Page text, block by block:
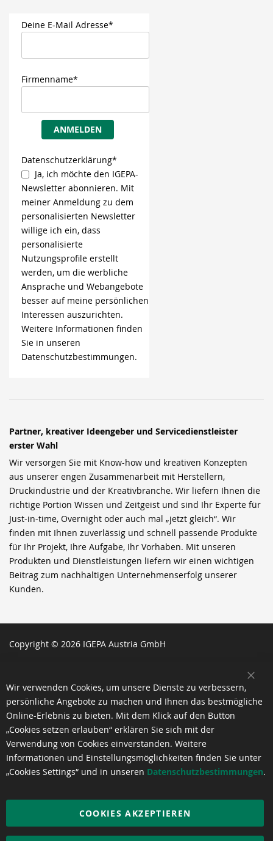
Deine E-Mail Adresse*
Firmenname*
ANMELDEN
Datenschutzerklärung*
Ja, ich möchte den IGEPA-
Newsletter abonnieren. Mit
meiner Anmeldung zu dem
personalisierten Newsletter
willige ich ein, dass
personalisierte
Nutzungsprofile erstellt
werden, um die werbliche
Ansprache und Webangebote
besser auf meine persönlichen
Interessen auszurichten.
Weitere Informationen finden
Sie in unseren
Datenschutzbestimmungen.
Partner, kreativer Ideengeber und Servicedienstleister
erster Wahl
Wir versorgen Sie mit Know-how und kreativen Konzepten
aus unserer engen Zusammenarbeit mit Herstellern,
Druckindustrie und der Kreativbranche. Wir liefern Ihnen die
richtige Portion Wissen und Zeitgeist und sind Ihr Experte für
Just-in-time, Overnight oder auch mal „jetzt gleich“. Wir
finden mit Ihnen zuverlässig und schnell passende Produkte
für Ihr Projekt, Ihre Aufgabe, Ihr Vorhaben. Mit unseren
Produkten und Dienstleistungen liefern wir einen wichtigen
Beitrag zum nachhaltigen Unternehmenserfolg unserer
Kunden.
Copyright © 2026 IGEPA Austria GmbH
Wir verwenden Cookies, um unsere Dienste zu verbessern,
persönliche Angebote zu machen und Ihnen das bestmögliche
Online-Erlebnis zu bieten. Mit dem Klick auf den Button
„Cookies setzen erlauben“ erklären Sie sich mit der
Verwendung von Cookies einverstanden. Weitere
Informationen und Einstellungsmöglichkeiten finden Sie unter
„Cookies Settings“ und in unseren Datenschutzbestimmungen.
COOKIES AKZEPTIEREN